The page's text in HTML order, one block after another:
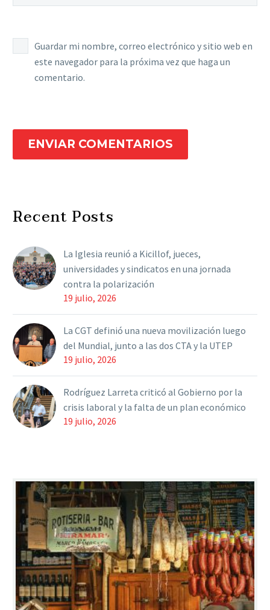
Guardar mi nombre, correo electrónico y sitio web en
este navegador para la próxima vez que haga un
comentario.
ENVIAR COMENTARIOS
Recent Posts
La Iglesia reunió a Kicillof, jueces,
universidades y sindicatos en una jornada
contra la polarización
19 julio, 2026
La CGT definió una nueva movilización luego
del Mundial, junto a las dos CTA y la UTEP
19 julio, 2026
Rodríguez Larreta criticó al Gobierno por la
crisis laboral y la falta de un plan económico
19 julio, 2026